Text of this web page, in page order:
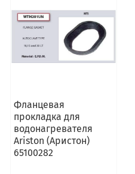
Фланцевая
прокладка для
водонагревателя
Ariston (Аристон)
65100282